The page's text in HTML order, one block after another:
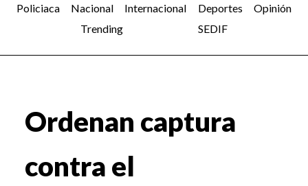
Policiaca
Nacional Internacional Deportes
Opinión
Trending
SEDIF
Ordenan captura
contra el